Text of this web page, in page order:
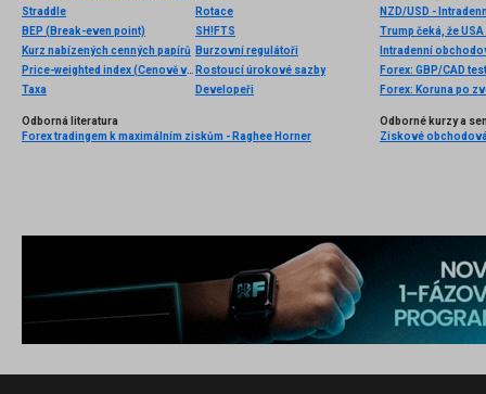
Straddle
BEP (Break-even point)
Kurz nabízených cenných papírů
Price-weighted index (Cenově vážený index)
Taxa
Rotace
SH!FTS
Burzovní regulátoři
Rostoucí úrokové sazby
Developeři
NZD/USD -
Intradenní
Forex: GBP/CAD
Forex: Koruna po
Odborná literatura
Forex tradingem k maximálním ziskům - Raghee Horner
Odborné kurzy a